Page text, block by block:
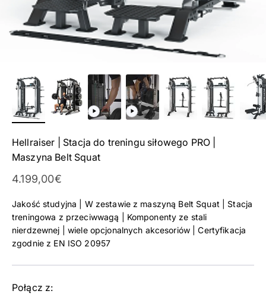
Hellraiser | Stacja do treningu siłowego PRO |
Maszyna Belt Squat
Cena promocyjna
4.199,00€
Jakość studyjna | W zestawie z maszyną Belt Squat | Stacja
treningowa z przeciwwagą | Komponenty ze stali
nierdzewnej | wiele opcjonalnych akcesoriów | Certyfikacja
zgodnie z EN ISO 20957
Połącz z: